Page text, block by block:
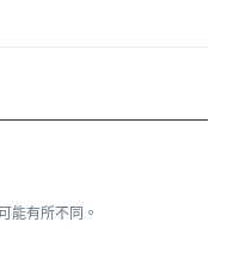
能有所不同。